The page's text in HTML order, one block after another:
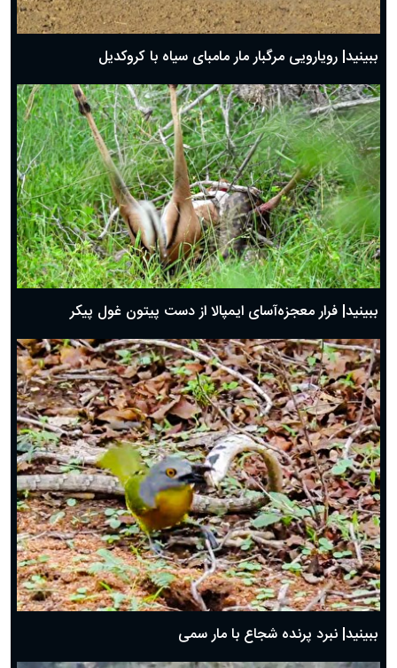
ببینید| رویارویی مرگبار مار مامبای سیاه با کروکدیل
ببینید| فرار معجزه‌آسای ایمپالا از دست پیتون غول پیکر
ببینید| نبرد پرنده شجاع با مار سمی